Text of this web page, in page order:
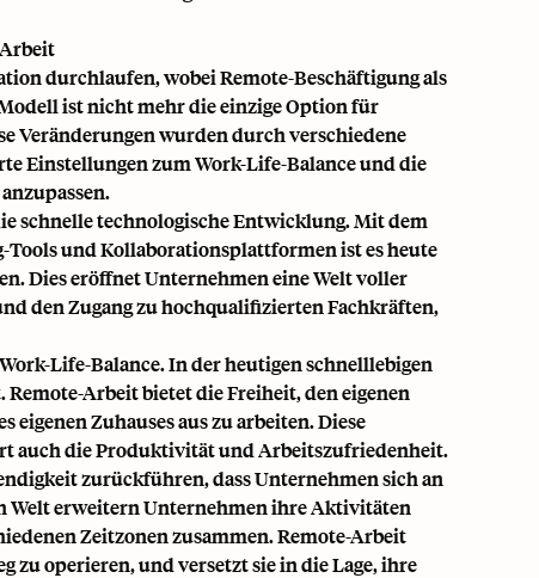
durchlaufen, wobei Remote-Beschäftigung als
ist nicht mehr die einzige Option für
Veränderungen wurden durch verschiedene
Einstellungen zum Work-Life-Balance und die
schnelle technologische Entwicklung. Mit dem
und Kollaborationsplattformen ist es heute
. Dies eröffnet Unternehmen eine Welt voller
den Zugang zu hochqualifizierten Fachkräften,
Life-Balance. In der heutigen schnelllebigen
Arbeit bietet die Freiheit, den eigenen
Zuhauses aus zu arbeiten. Diese
auch die Produktivität und Arbeitszufriedenheit.
zurückführen, dass Unternehmen sich an
Welt erweitern Unternehmen ihre Aktivitäten
Zeitzonen zusammen. Remote-Arbeit
zu operieren, und versetzt sie in die Lage, ihre